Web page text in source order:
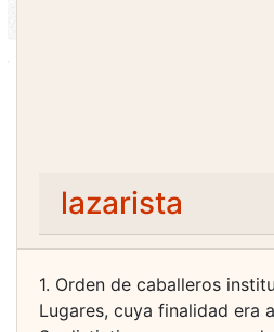
lazarista
1. Orden de caballeros
Lugares, cuya finalidad era